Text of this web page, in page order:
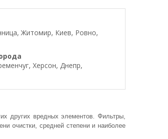
Житомир, Киев, Ровно,
Херсон, Днепр,
других вредных элементов. Фильтры,
очистки, средней степени и наиболее